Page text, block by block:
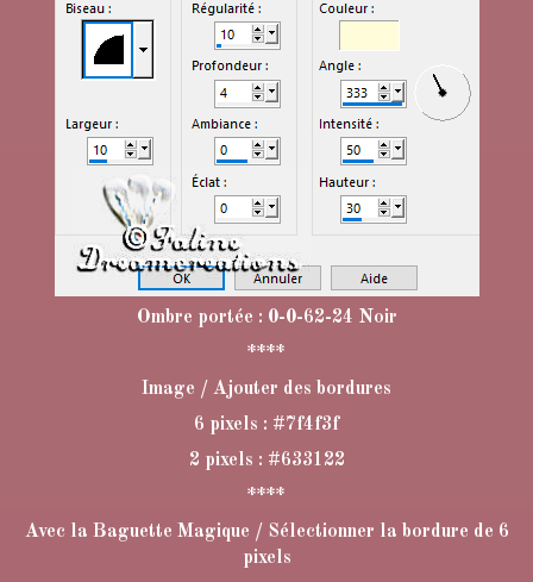
Ombre portée : 0-0-62-24 Noir
****
Image / Ajouter des bordures
6 pixels : #7f4f3f
2 pixels : #633122
****
Avec la Baguette Magique / Sélectionner la bordure de 6
pixels